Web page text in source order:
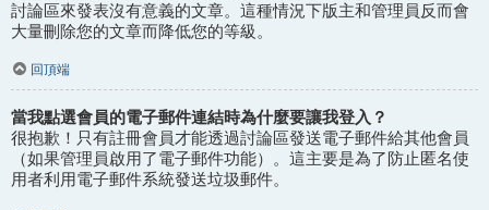
討論區來發表沒有意義的文章。這種情況下版主和管理員反而會
大量刪除您的文章而降低您的等級。
回頂端
當我點選會員的電子郵件連結時為什麼要讓我登入？
很抱歉！只有註冊會員才能透過討論區發送電子郵件給其他會員
（如果管理員啟用了電子郵件功能）。這主要是為了防止匿名使
用者利用電子郵件系統發送垃圾郵件。